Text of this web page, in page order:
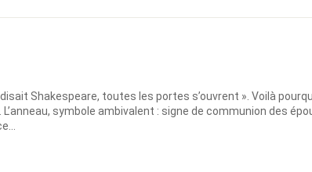
Shakespeare, toutes les portes s’ouvrent ». Voilà
symbole ambivalent : signe de communion des